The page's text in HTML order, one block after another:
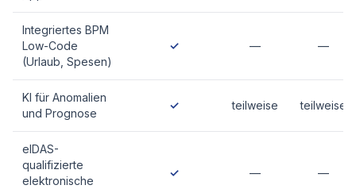
Integriertes BPM
Low-Code
(Urlaub, Spesen)
✓ — —
KI für Anomalien
und Prognose
✓ teilweise teilweise
eIDAS-
qualifizierte
elektronische
✓ — —